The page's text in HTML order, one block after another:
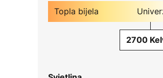
Topla bijela
2700